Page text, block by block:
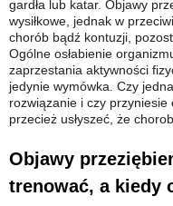
gardła lub katar. Objawy
wysiłkowe, jednak w
chorób bądź kontuzji,
Ogólne osłabienie
zaprzestania aktywności
jedynie wymówka. Czy
rozwiązanie i czy
przecież usłyszeć, że
Objawy
trenować, a kiedy